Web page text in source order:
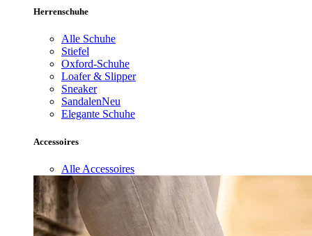
Herrenschuhe
Alle Schuhe
Stiefel
Oxford-Schuhe
Loafer & Slipper
Sneaker
SandalenNeu
Elegante Schuhe
Accessoires
Alle Accessoires